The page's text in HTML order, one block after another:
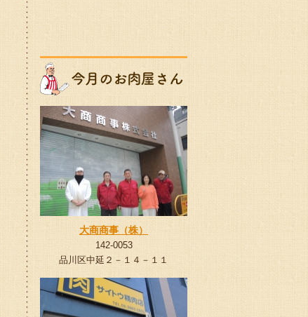
大商商事（株）
142-0053
品川区中延２－１４－１１